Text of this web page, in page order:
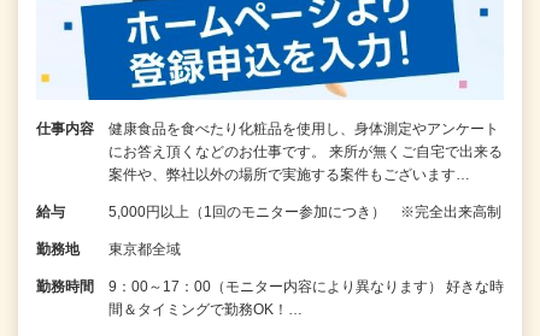
仕事内容
健康食品を食べたり化粧品を使用し、身体測定やアンケート
にお答え頂くなどのお仕事です。 来所が無くご自宅で出来る
案件や、弊社以外の場所で実施する案件もございます…
給与 5,000円以上（1回のモニター参加につき） ※完全出来高制
勤務地 東京都全域
勤務時間
9：00～17：00（モニター内容により異なります） 好きな時
間＆タイミングで勤務OK！…